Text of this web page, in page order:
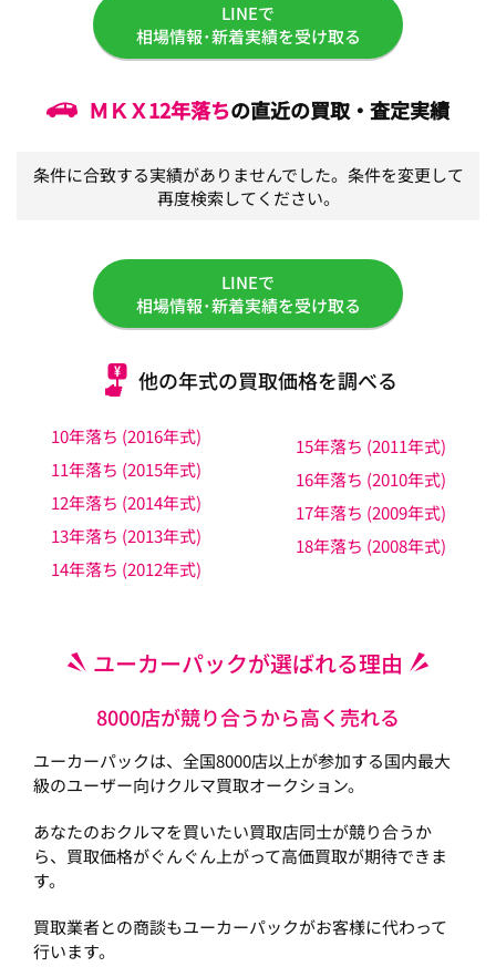
LINEで
相場情報･新着実績を受け取る
ＭＫＸ12年落ちの直近の買取・査定実績
条件に合致する実績がありませんでした。条件を変更して
再度検索してください。
LINEで
相場情報･新着実績を受け取る
他の年式の買取価格を調べる
10年落ち (2016年式)
11年落ち (2015年式)
12年落ち (2014年式)
13年落ち (2013年式)
14年落ち (2012年式)
15年落ち (2011年式)
16年落ち (2010年式)
17年落ち (2009年式)
18年落ち (2008年式)
ユーカーパックが選ばれる理由
8000店が競り合うから高く売れる
ユーカーパックは、全国8000店以上が参加する国内最大
級のユーザー向けクルマ買取オークション。
あなたのおクルマを買いたい買取店同士が競り合うか
ら、買取価格がぐんぐん上がって高価買取が期待できま
す。
買取業者との商談もユーカーパックがお客様に代わって
行います。